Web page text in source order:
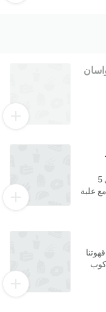
مثالي للجلسات والمشاركة. باوتش يحتوي على 5
علبة
من قهوتنا
المُعدّة والمحمصة بحجم متوسط (ما يعادل 12 كوب